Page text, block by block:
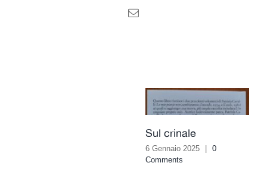
Email
Sul crinale
6 Gennaio 2025
0
Comments